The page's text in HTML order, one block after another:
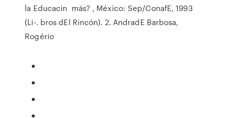
la Educacin más? , México: Sep/ConafE, 1993
(Li-. bros dEl Rincón). 2. AndradE Barbosa,
Rogério